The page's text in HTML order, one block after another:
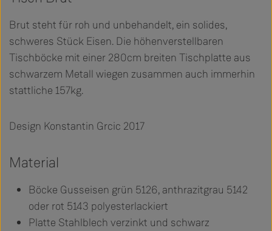
Brut steht für roh und unbehandelt, ein solides,
schweres Stück Eisen. Die höhenverstellbaren
Tischböcke mit einer 280cm breiten Tischplatte aus
schwarzem Metall wiegen zusammen auch immerhin
stattliche 157kg.
Design Konstantin Grcic 2017
Material
Böcke Gusseisen grün 5126, anthrazitgrau 5142
oder rot 5143 polyesterlackiert
Platte Stahlblech verzinkt und schwarz